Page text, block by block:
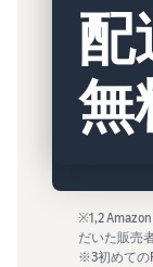
配
無
※1,2
だいた販売
※3初めての